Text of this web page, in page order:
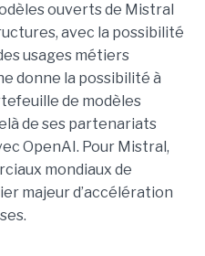
ouverts de Mistral
avec la possibilité
usages métiers
donne la possibilité à
de modèles
de ses partenariats
OpenAI. Pour Mistral,
mondiaux de
majeur d’accélération